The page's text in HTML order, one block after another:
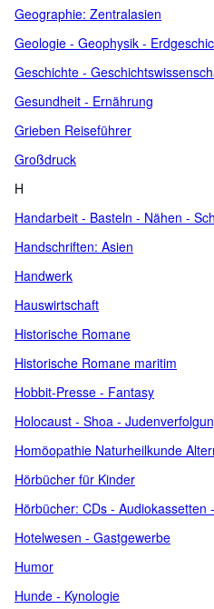
Geographie: Zentralasien
Geologie - Geophysik -
Geschichte -
Gesundheit - Ernährung
Grieben Reiseführer
Großdruck
H
Handarbeit - Basteln - Nähen -
Handschriften: Asien
Handwerk
Hauswirtschaft
Historische Romane
Historische Romane maritim
Hobbit-Presse - Fantasy
Holocaust - Shoa -
Homöopathie Naturheilkunde
Hörbücher für Kinder
Hörbücher: CDs - Audiokassetten
Hotelwesen - Gastgewerbe
Humor
Hunde - Kynologie